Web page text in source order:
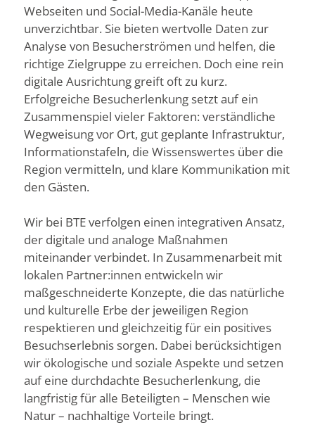
Webseiten und Social-Media-Kanäle heute
unverzichtbar. Sie bieten wertvolle Daten zur
Analyse von Besucherströmen und helfen, die
richtige Zielgruppe zu erreichen. Doch eine rein
digitale Ausrichtung greift oft zu kurz.
Erfolgreiche Besucherlenkung setzt auf ein
Zusammenspiel vieler Faktoren: verständliche
Wegweisung vor Ort, gut geplante Infrastruktur,
Informationstafeln, die Wissenswertes über die
Region vermitteln, und klare Kommunikation mit
den Gästen.
Wir bei BTE verfolgen einen integrativen Ansatz,
der digitale und analoge Maßnahmen
miteinander verbindet. In Zusammenarbeit mit
lokalen Partner:innen entwickeln wir
maßgeschneiderte Konzepte, die das natürliche
und kulturelle Erbe der jeweiligen Region
respektieren und gleichzeitig für ein positives
Besuchserlebnis sorgen. Dabei berücksichtigen
wir ökologische und soziale Aspekte und setzen
auf eine durchdachte Besucherlenkung, die
langfristig für alle Beteiligten – Menschen wie
Natur – nachhaltige Vorteile bringt.